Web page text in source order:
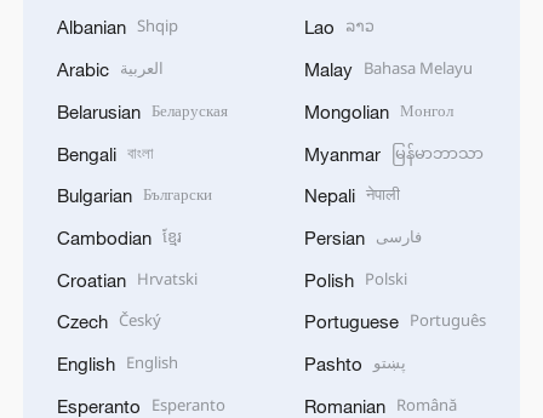
Albanian Shqip
Arabic العربية
Belarusian Беларуская
Bengali বাংলা
Bulgarian Български
Cambodian ខ្មែរ
Croatian Hrvatski
Czech Český
English English
Esperanto Esperanto
Lao ລາວ
Malay Bahasa Melayu
Mongolian Монгол
Myanmar မြန်မာဘာသာ
Nepali नेपाली
Persian فارسی
Polish Polski
Portuguese Português
Pashto پښتو
Romanian Română